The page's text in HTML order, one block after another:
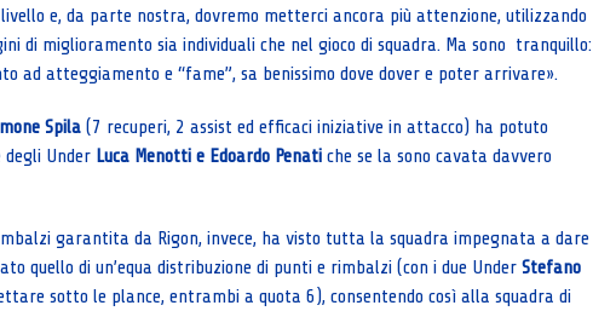
e, da parte nostra, dovremo metterci ancora più attenzione, utilizzando
di miglioramento sia individuali che nel gioco di squadra. Ma sono tranquillo:
ad atteggiamento e “fame”, sa benissimo dove dover e poter arrivare».
Spila (7 recuperi, 2 assist ed efficaci iniziative in attacco) ha potuto
Under Luca Menotti e Edoardo Penati che se la sono cavata davvero
garantita da Rigon, invece, ha visto tutta la squadra impegnata a dare
quello di un’equa distribuzione di punti e rimbalzi (con i due Under Stefano
sotto le plance, entrambi a quota 6), consentendo così alla squadra di